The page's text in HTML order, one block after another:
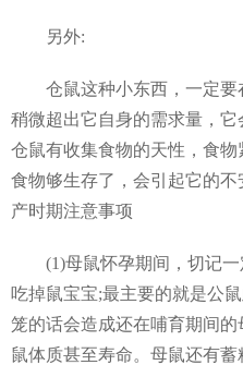
另外:
仓鼠这种小东西，一定要
稍微超出它自身的需求量，
仓鼠有收集食物的天性，食
食物够生存了，会引起它的
产时期注意事项
(1)母鼠怀孕期间，切记一
吃掉鼠宝宝;最主要的就是公
笼的话会造成还在哺育期间
鼠体质甚至寿命。母鼠还有